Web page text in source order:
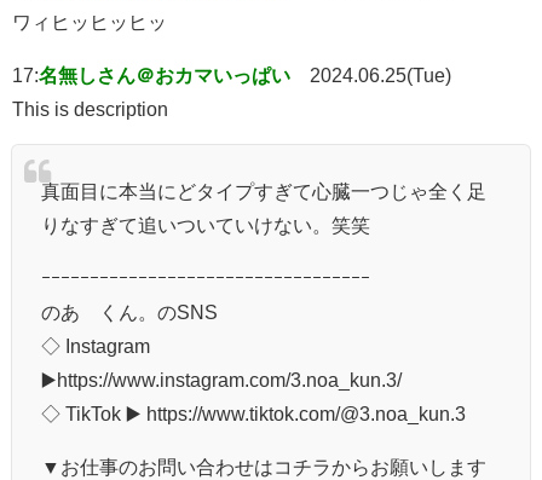
ワィヒッヒッヒッ
17:名無しさん＠おカマいっぱい
2024.06.25(Tue)
This is description
真面目に本当にどタイプすぎて心臓一つじゃ全く足
りなすぎて追いついていけない。笑笑
ｰｰｰｰｰｰｰｰｰｰｰｰｰｰｰｰｰｰｰｰｰｰｰｰｰｰｰｰｰｰｰｰｰｰ
のあ くん。のSNS
◇ Instagram
▶️https://www.instagram.com/3.noa_kun.3/
◇ TikTok ▶️ https://www.tiktok.com/@3.noa_kun.3
▼お仕事のお問い合わせはコチラからお願いします